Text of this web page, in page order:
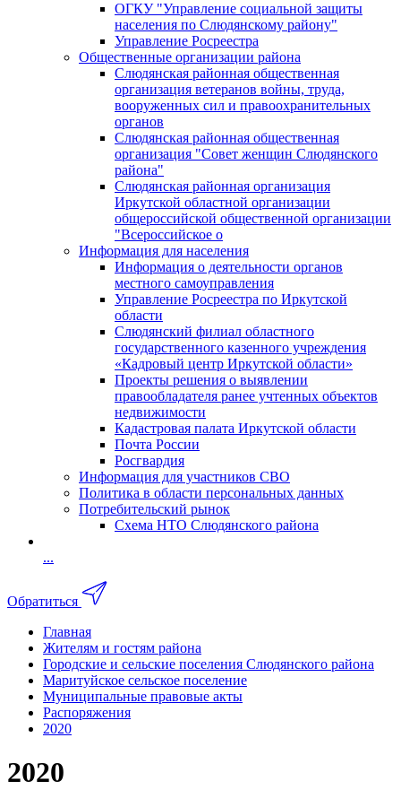
ОГКУ "Управление социальной защиты
населения по Слюдянскому району"
Управление Росреестра
Общественные организации района
Слюдянская районная общественная
организация ветеранов войны, труда,
вооруженных сил и правоохранительных
органов
Слюдянская районная общественная
организация "Совет женщин Слюдянского
района"
Слюдянская районная организация
Иркутской областной организации
общероссийской общественной организации
"Всероссийское о
Информация для населения
Информация о деятельности органов
местного самоуправления
Управление Росреестра по Иркутской
области
Слюдянский филиал областного
государственного казенного учреждения
«Кадровый центр Иркутской области»
Проекты решения о выявлении
правообладателя ранее учтенных объектов
недвижимости
Кадастровая палата Иркутской области
Почта России
Росгвардия
Информация для участников СВО
Политика в области персональных данных
Потребительский рынок
Схема НТО Слюдянского района
...
Обратиться
Главная
Жителям и гостям района
Городские и сельские поселения Слюдянского района
Маритуйское сельское поселение
Муниципальные правовые акты
Распоряжения
2020
2020